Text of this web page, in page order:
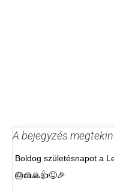
A bejegyzés
Boldog születésnapot a
🎂🍰🙏👍😜🎉